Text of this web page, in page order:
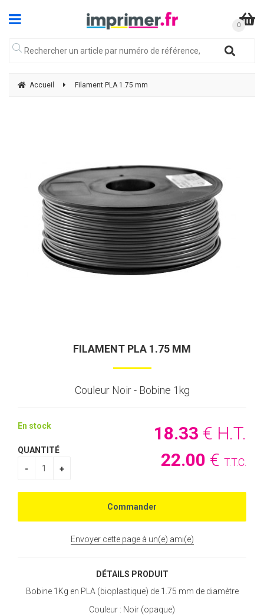
Accueil Filament PLA 1.75 mm
FILAMENT PLA 1.75 MM
Couleur Noir - Bobine 1kg
18.33 € H.T.
22.00 € T.T.C.
En stock
QUANTITÉ
Envoyer cette page à un(e) ami(e)
DÉTAILS PRODUIT
Bobine 1Kg en PLA (bioplastique) de 1.75 mm de diamètre
Couleur : Noir (opaque)